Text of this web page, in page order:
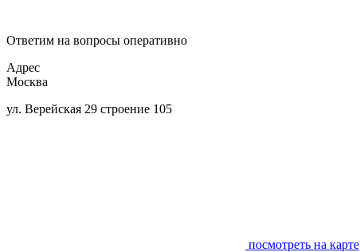
Ответим на вопросы оперативно
Адрес
Москва
ул. Верейская 29 строение 105
посмотреть на карте